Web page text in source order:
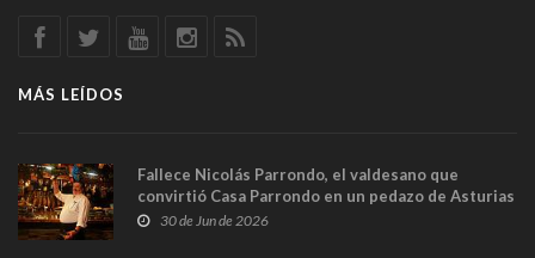
MÁS LEÍDOS
Fallece Nicolás Parrondo, el valdesano que
convirtió Casa Parrondo en un pedazo de Asturias
en Madrid
30 de Jun de 2026